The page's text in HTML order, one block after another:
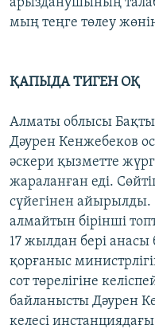
арызданушының
мың теңге төлеу
ҚАПЫДА ТИГЕН ОҚ
Алматы облысы
Дәурен Кенжебеков
әскери қызметте
жараланған еді.
сүйегінен айырылды.
алмайтын бірінші
17 жылдан бері
қорғаныс
сот төрелігіне
байланысты Дәурен
келесі